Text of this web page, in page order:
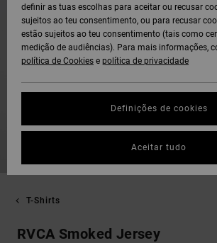
T-Shirts
RVCA Smoked Jersey
definir as tuas escolhas para aceitar ou recusar
sujeitos ao teu consentimento, ou para recusar
estão sujeitos ao teu consentimento (tais como
medição de audiências). Para mais informações,
política de Cookies e política de privacidade
Definições de cookies
Aceitar tudo